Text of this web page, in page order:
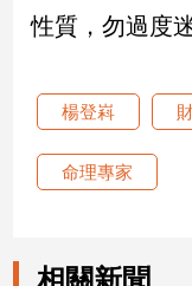
娛
樂
流
性質，勿過度
楊登嵙
命理專家
相關新聞